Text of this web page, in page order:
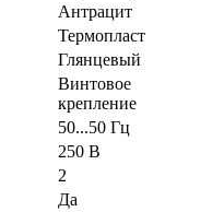
Антрацит
Термопласт
Глянцевый
Винтовое
крепление
50...50 Гц
250 В
2
Да